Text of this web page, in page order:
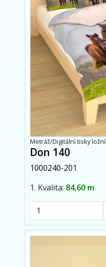
Metráž/Digitální tisky ložní
Don 140
1000240-201
1. Kvalita: 84,60 m